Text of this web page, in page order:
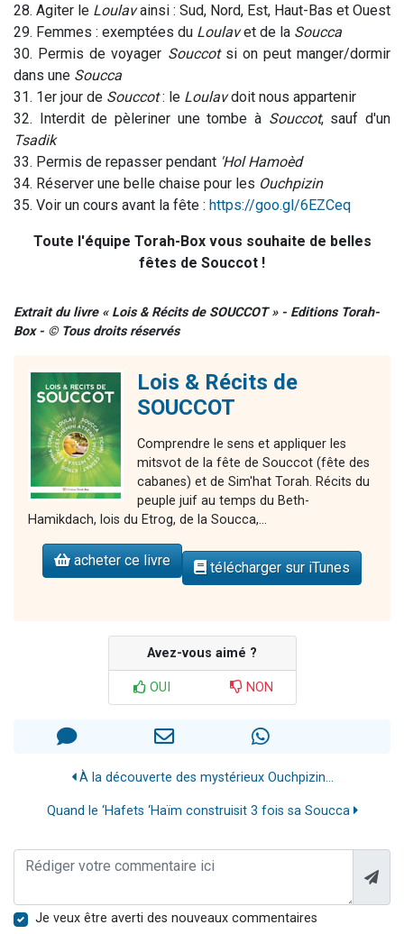
28. Agiter le Loulavainsi : Sud, Nord, Est, Haut-Bas et Ouest
29. Femmes : exemptées du Loulavet de la Soucca
30. Permis de voyager Souccotsi on peut manger/dormir
dans une Soucca
31. 1er jour de Souccot: le Loulavdoit nous appartenir
32. Interdit de pèleriner une tombe à Souccot, sauf d'un
Tsadik
33. Permis de repasser pendant 'Hol Hamoèd
34. Réserver une belle chaise pour les Ouchpizin
35. Voir un cours avant la fête : https://goo.gl/6EZCeq
Toute l'équipe Torah-Box vous souhaite de belles
fêtes de Souccot !
Extrait du livre « Lois & Récits de SOUCCOT » - Editions Torah-
Box - © Tous droits réservés
Lois & Récits de
SOUCCOT
Comprendre le sens et appliquer les
mitsvot de la fête de Souccot (fête des
cabanes) et de Sim'hat Torah. Récits du
peuple juif au temps du Beth-
Hamikdach, lois du Etrog, de la Soucca,...
acheter ce livre télécharger sur iTunes
Avez-vous aimé ?
OUI NON
À la découverte des mystérieux Ouchpizin...
Quand le ‘Hafets ‘Haïm construisit 3 fois sa Soucca
Je veux être averti des nouveaux commentaires